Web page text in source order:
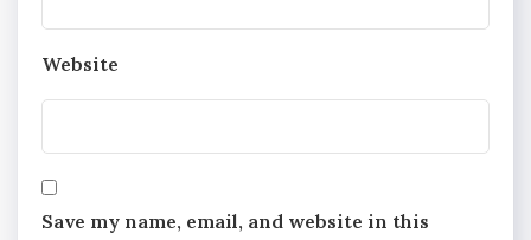
Website
Save my name, email, and website in this